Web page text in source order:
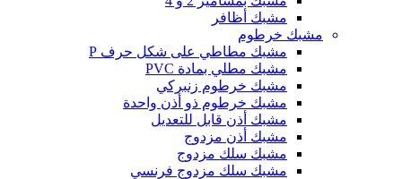
مشبك أظافر
مشبك خرطوم
مشبك مطاطي على شكل حرف P
مشبك مطلي بمادة PVC
مشبك خرطوم زنبركي
مشبك خرطوم ذو أذن واحدة
مشبك أذن قابل للتعديل
مشبك أذن مزدوج
مشبك سلك مزدوج
مشبك سلك مزدوج فرنسي